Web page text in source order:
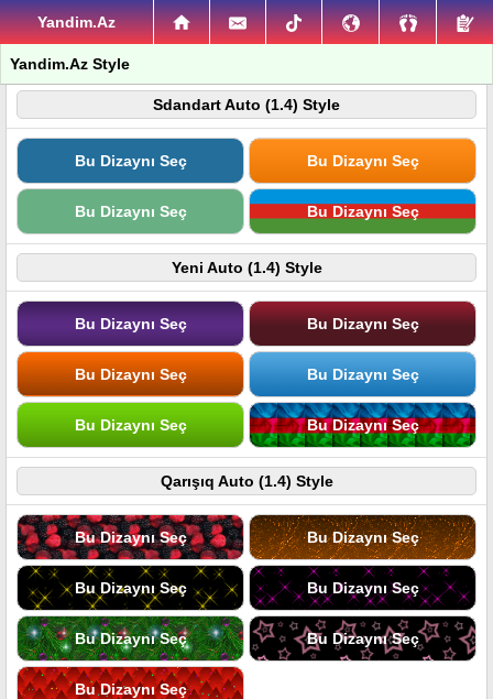
Yandim.Az
Yandim.Az Style
Sdandart Auto (1.4) Style
Bu Dizaynı Seç Bu Dizaynı Seç
Bu Dizaynı Seç Bu Dizaynı Seç
Yeni Auto (1.4) Style
Bu Dizaynı Seç Bu Dizaynı Seç
Bu Dizaynı Seç Bu Dizaynı Seç
Bu Dizaynı Seç Bu Dizaynı Seç
Qarışıq Auto (1.4) Style
Bu Dizaynı Seç Bu Dizaynı Seç
Bu Dizaynı Seç Bu Dizaynı Seç
Bu Dizaynı Seç Bu Dizaynı Seç
Bu Dizaynı Seç